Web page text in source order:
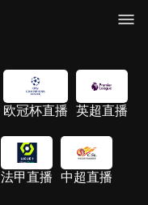
欧冠杯直播 英超直播
法甲直播 中超直播